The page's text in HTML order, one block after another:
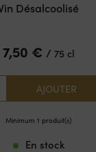
Désalcoolisé
7,50 € / 75 cl
AJOUTER
Minimum 1 produit(s)
En stock